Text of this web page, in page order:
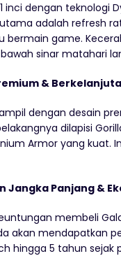
inci dengan teknologi
adalah refresh
bermain game.
sinar matahari
&
dengan desain
dilapisi
Armor yang kuat.
Jangka Panjang &
membeli
akan mendapatkan
hingga 5 tahun sejak